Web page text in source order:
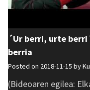
´Ur berri, urte
berria
Posted on 2018-11-15 by
(Bideoaren egilea: